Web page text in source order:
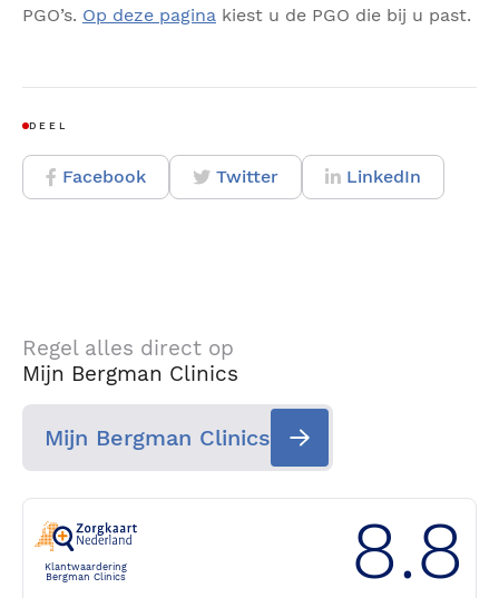
PGO’s. Op deze pagina kiest u de PGO die bij u past.
DEEL
Facebook Twitter LinkedIn
Regel alles direct op
Mijn Bergman Clinics
Mijn Bergman Clinics
Klantwaardering
Bergman Clinics
8.8